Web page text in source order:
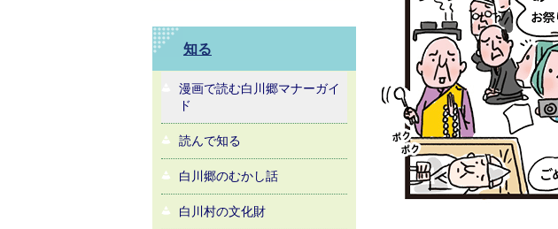
知る
漫画で読む白川郷マナーガイ
ド
読んで知る
白川郷のむかし話
白川村の文化財